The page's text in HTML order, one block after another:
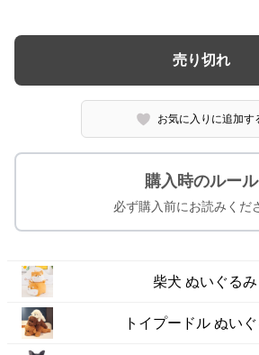
売り切れ
お気に入りに追加す
購入時のルール
必ず購入前にお読みくだ
柴犬 ぬいぐるみ
トイプードル ぬい